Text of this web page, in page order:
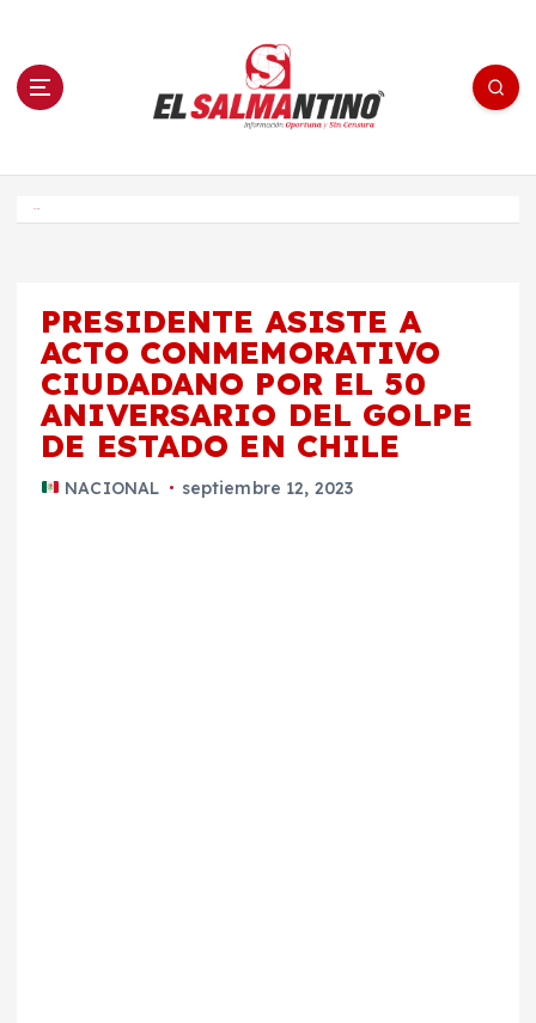
n El Salmantino - medios/noticias/editorial
PRESIDENTE ASISTE A
ACTO CONMEMORATIVO
CIUDADANO POR EL 50
ANIVERSARIO DEL GOLPE
DE ESTADO EN CHILE
NACIONAL septiembre 12, 2023